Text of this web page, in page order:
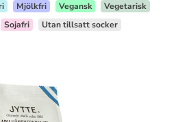
Mjölkfri Vegansk
Vegetarisk
Sojafri
Utan tillsatt socker